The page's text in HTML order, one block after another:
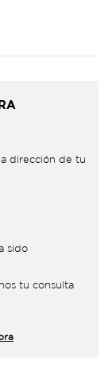
dirección de tu
sido
tu consulta